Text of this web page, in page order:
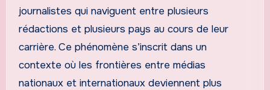
journalistes qui naviguent entre plusieurs
rédactions et plusieurs pays au cours de leur
carrière. Ce phénomène s’inscrit dans un
contexte où les frontières entre médias
nationaux et internationaux deviennent plus